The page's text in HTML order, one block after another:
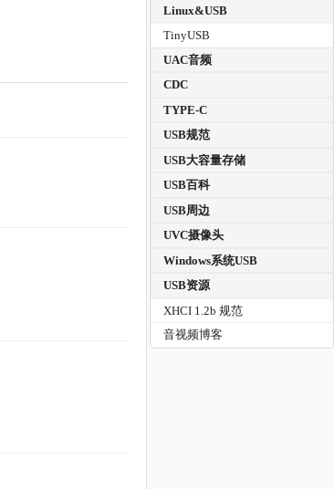
Linux&USB
TinyUSB
UAC音频
CDC
TYPE-C
USB规范
USB大容量存储
USB百科
USB周边
UVC摄像头
Windows系统USB
USB资源
XHCI 1.2b 规范
音视频博客